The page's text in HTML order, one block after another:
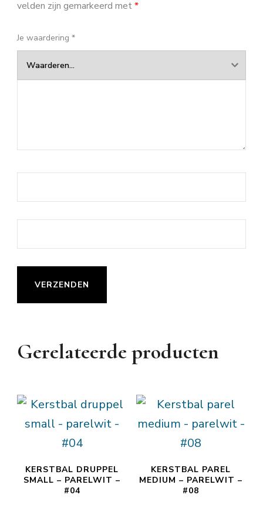
velden zijn gemarkeerd met*
Je waardering *
Gerelateerde producten
KERSTBAL DRUPPEL
SMALL – PARELWIT –
#04
KERSTBAL PAREL
MEDIUM – PARELWIT –
#08